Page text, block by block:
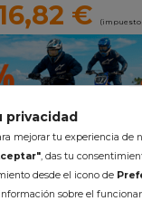
€
AL CARRITO
privacidad
mejorar tu experiencia
, das tu
desde el icono de
sobre el